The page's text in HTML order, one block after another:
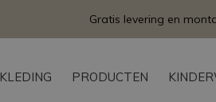
KLEDING PRODUCTEN
Gratis levering en